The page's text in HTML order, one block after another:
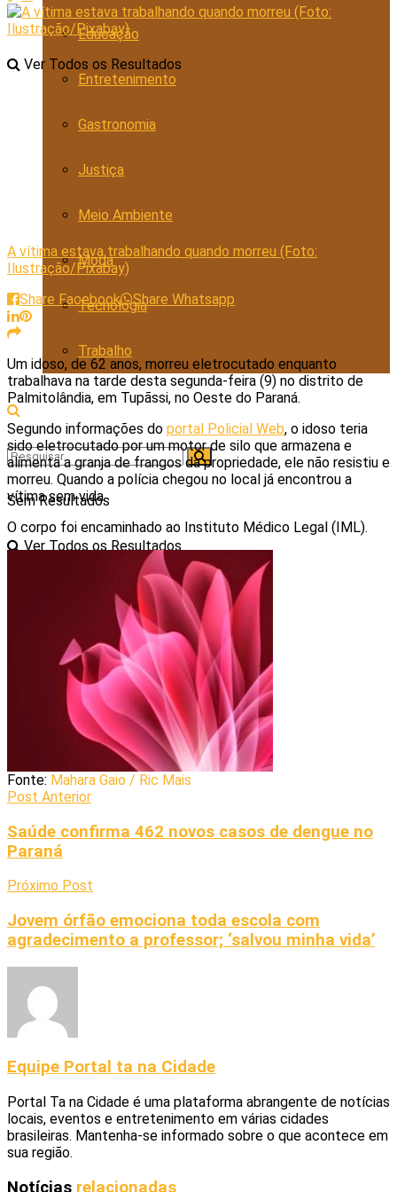
Educação
Entretenimento
Gastronomia
Justiça
Meio Ambiente
Moda
Tecnologia
Trabalho
Sem Resultados
Ver Todos os Resultados
Ver Todos os Resultados
A vítima estava trabalhando quando morreu (Foto:
Ilustração/Pixabay)
Share Facebook
Share Whatsapp
Um idoso, de 62 anos, morreu eletrocutado enquanto
trabalhava na tarde desta segunda-feira (9) no distrito de
Palmitolândia, em Tupãssi, no Oeste do Paraná.
Segundo informações do portal Policial Web, o idoso teria
sido eletrocutado por um motor de silo que armazena e
alimenta a granja de frangos da propriedade, ele não resistiu e
morreu. Quando a polícia chegou no local já encontrou a
vítima sem vida.
O corpo foi encaminhado ao Instituto Médico Legal (IML).
Fonte: Mahara Gaio / Ric Mais
Post Anterior
Saúde confirma 462 novos casos de dengue no
Paraná
Próximo Post
Jovem órfão emociona toda escola com
agradecimento a professor; ‘salvou minha vida’
Equipe Portal ta na Cidade
Portal Ta na Cidade é uma plataforma abrangente de notícias
locais, eventos e entretenimento em várias cidades
brasileiras. Mantenha-se informado sobre o que acontece em
sua região.
Notícias relacionadas